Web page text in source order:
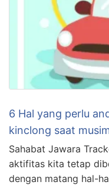
6 Hal yang perlu
kinclong saat
Sahabat Jawara
aktifitas kita tetap
dengan matang hal-